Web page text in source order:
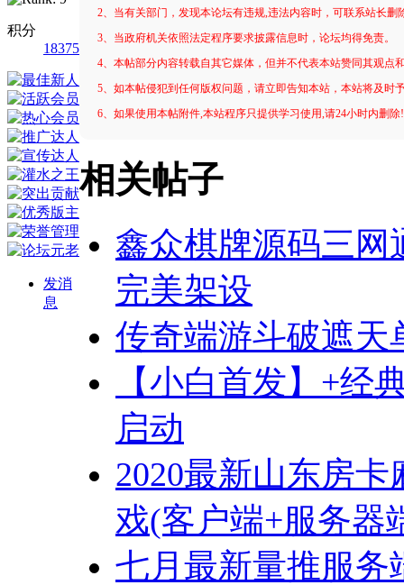
积分
18375
发消
息
2、当有关部门，发现本论坛有违规,违法内容时，可联系站长删
3、当政府机关依照法定程序要求披露信息时，论坛均得免责。
4、本帖部分内容转载自其它媒体，但并不代表本站赞同其观点
5、如本帖侵犯到任何版权问题，请立即告知本站，本站将及时
6、如果使用本帖附件,本站程序只提供学习使用,请24小时内删
相关帖子
鑫众棋牌源码三网
完美架设
传奇端游斗破遮天
【小白首发】+经
启动
2020最新山东房卡
戏(客户端+服务器
七月最新量推服务